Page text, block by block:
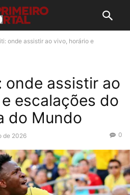
onde assistir ao vivo, horário e
onde assistir ao
escalações do
do Mundo
de 2026 0